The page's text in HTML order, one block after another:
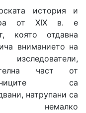
история и
от ХІХ в. е
която отдавна
вниманието на
изследователи,
част от
са
натрупани са